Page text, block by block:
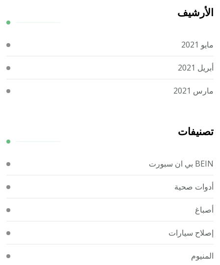
الأرشيف
مايو 2021
أبريل 2021
مارس 2021
تصنيفات
BEIN بي ان سبورت
أدوات صحية
أصباغ
إصلاح سيارات
المنيوم